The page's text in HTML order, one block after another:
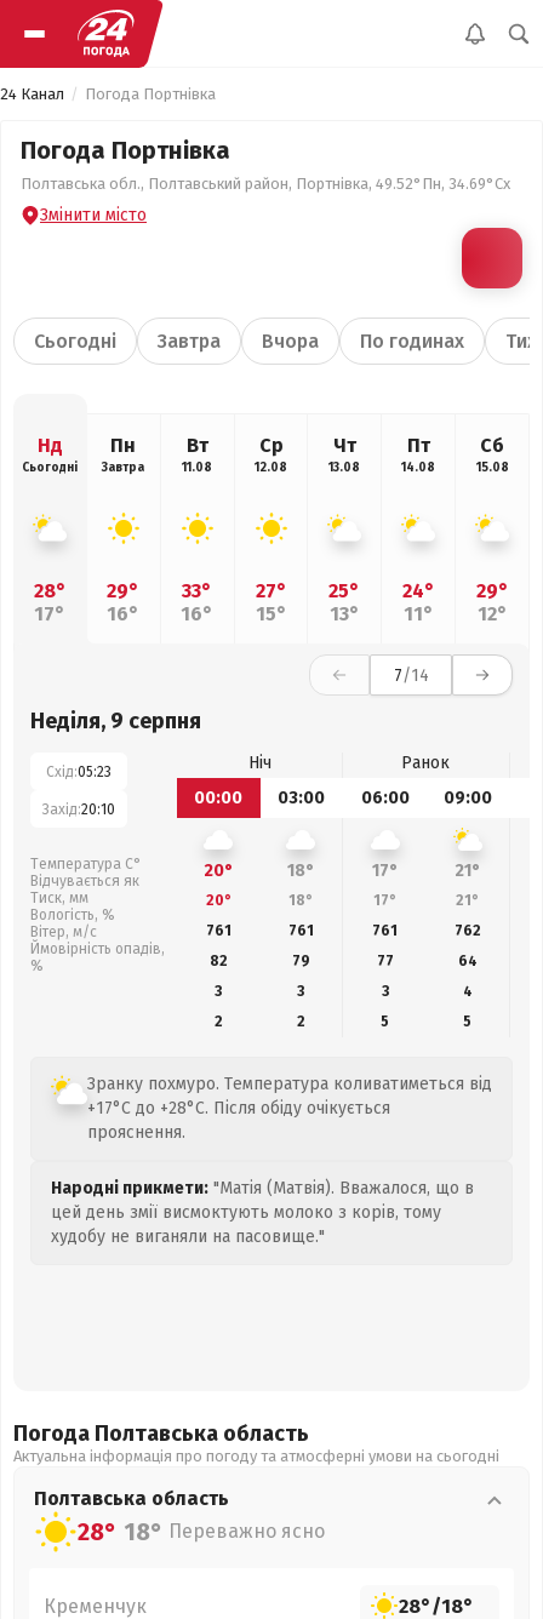
24 Канал Погода Портнівка
Погода Портнівка
Полтавська обл., Полтавський район, Портнівка, 49.52°Пн, 34.69°Сх
Змінити місто
Сьогодні Завтра Вчора По годинах
Нд
Сьогодні
28°
17°
Пн
Завтра
29°
16°
Вт
11.08
33°
16°
Ср
12.08
27°
15°
Чт
13.08
25°
13°
Пт
14.08
24°
11°
Сб
15.08
29°
12°
7/14
Неділя, 9 серпня
Схід:05:23
Захід:20:10
Температура С°
Відчувається як
Тиск, мм
Вологість, %
Вітер, м/с
Ймовірність опадів,
%
Ніч
Ранок
00:00
03:00 06:00 09:00
20° 18° 17° 21°
20° 18° 17° 21°
761
761 761 762
82
79 77
64
3
3 3
4
2
2 5 5
Зранку похмуро. Температура коливатиметься від
+17°C до +28°C. Після обіду очікується
прояснення.
Народні прикмети: "Матія (Матвія). Вважалося, що в
цей день змії висмоктують молоко з корів, тому
худобу не виганяли на пасовище."
Погода Полтавська область
Актуальна інформація про погоду та атмосферні умови на сьогодні
Полтавська область
28° 18° Переважно ясно
Кременчук 28°/18°